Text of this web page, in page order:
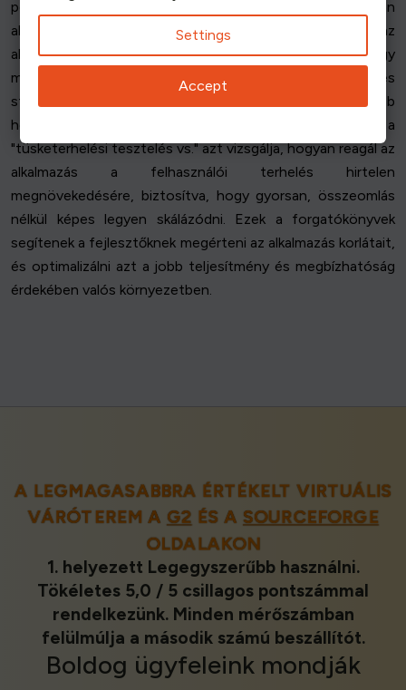
pontot, ahol a teljesítmény romlani kezd. Gyakran
alkalmazzák az "áztatásos tesztelést" is, amikor az
alkalmazást hosszabb időn keresztül tesztelik, hogy
megfigyeljék a folyamatos terhelés alatti teljesítményét és
stabilitását. Ez segít a memóriaszivárgások és egyéb
hosszú távú problémák azonosításában. Ezen túlmenően a
"tüsketerhelési tesztelés vs." azt vizsgálja, hogyan reagál az
alkalmazás a felhasználói terhelés hirtelen
megnövekedésére, biztosítva, hogy gyorsan, összeomlás
nélkül képes legyen skálázódni. Ezek a forgatókönyvek
segítenek a fejlesztőknek megérteni az alkalmazás korlátait,
és optimalizálni azt a jobb teljesítmény és megbízhatóság
érdekében valós környezetben.
A LEGMAGASABBRA ÉRTÉKELT VIRTUÁLIS
VÁRÓTEREM AG2 ÉS A SOURCEFORGE
OLDALAKON
1. helyezett Legegyszerűbb használni.
Tökéletes 5,0 / 5 csillagos pontszámmal
rendelkezünk. Minden mérőszámban
felülmúlja a második számú beszállítót.
Boldog ügyfeleink mondják
Settings
Accept